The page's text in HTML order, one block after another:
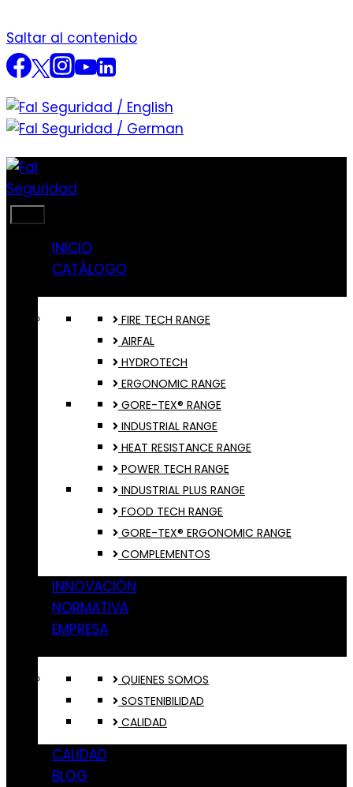
Saltar al contenido
INICIO
CATÁLOGO
FIRE TECH RANGE
AIRFAL
HYDROTECH
ERGONOMIC RANGE
GORE-TEX® RANGE
INDUSTRIAL RANGE
HEAT RESISTANCE RANGE
POWER TECH RANGE
INDUSTRIAL PLUS RANGE
FOOD TECH RANGE
GORE-TEX® ERGONOMIC RANGE
COMPLEMENTOS
INNOVACIÓN
NORMATIVA
EMPRESA
QUIENES SOMOS
SOSTENIBILIDAD
CALIDAD
CALIDAD
BLOG